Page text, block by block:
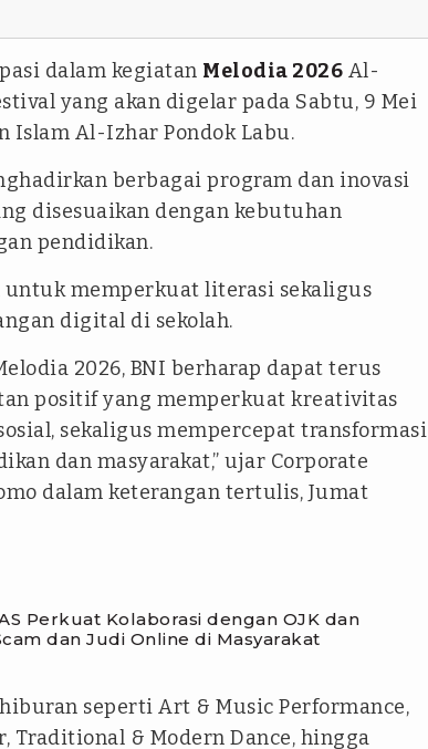
dalam kegiatan Melodia 2026 Al-
yang akan digelar pada Sabtu, 9 Mei
Islam Al-Izhar Pondok Labu.
berbagai program dan inovasi
disesuaikan dengan kebutuhan
pendidikan.
memperkuat literasi sekaligus
digital di sekolah.
2026, BNI berharap dapat terus
positif yang memperkuat kreativitas
sekaligus mempercepat transformasi
dan masyarakat,” ujar Corporate
dalam keterangan tertulis, Jumat
Perkuat Kolaborasi dengan OJK dan
dan Judi Online di Masyarakat
seperti Art & Music Performance,
Traditional & Modern Dance, hingga